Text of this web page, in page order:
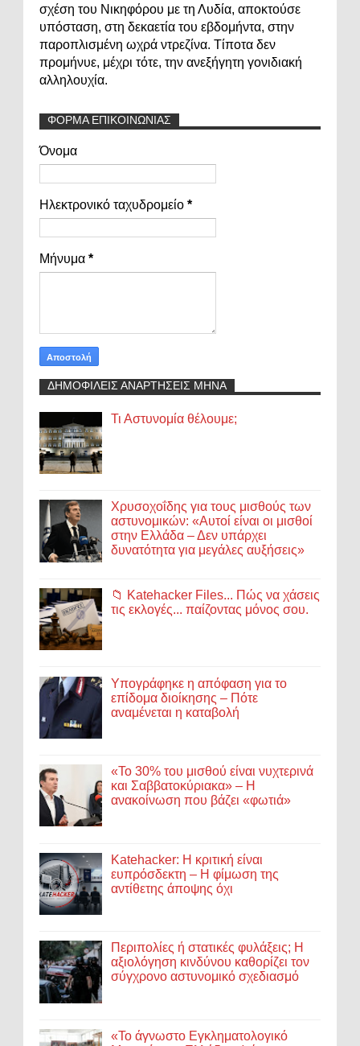
σχέση του Νικηφόρου με τη Λυδία, αποκτούσε
υπόσταση, στη δεκαετία του εβδομήντα, στην
παροπλισμένη ωχρά ντρεζίνα. Τίποτα δεν
προμήνυε, μέχρι τότε, την ανεξήγητη γονιδιακή
αλληλουχία.
ΦΟΡΜΑ ΕΠΙΚΟΙΝΩΝΙΑΣ
Όνομα
Ηλεκτρονικό ταχυδρομείο *
Μήνυμα *
ΔΗΜΟΦΙΛΕΙΣ ΑΝΑΡΤΗΣΕΙΣ ΜΗΝΑ
Τι Αστυνομία θέλουμε;
Χρυσοχοΐδης για τους μισθούς των
αστυνομικών: «Αυτοί είναι οι μισθοί
στην Ελλάδα – Δεν υπάρχει
δυνατότητα για μεγάλες αυξήσεις»
📁 Katehacker Files... Πώς να χάσεις
τις εκλογές... παίζοντας μόνος σου.
Υπογράφηκε η απόφαση για το
επίδομα διοίκησης – Πότε
αναμένεται η καταβολή
«Το 30% του μισθού είναι νυχτερινά
και Σαββατοκύριακα» – Η
ανακοίνωση που βάζει «φωτιά»
Katehacker: Η κριτική είναι
ευπρόσδεκτη – Η φίμωση της
αντίθετης άποψης όχι
Περιπολίες ή στατικές φυλάξεις; Η
αξιολόγηση κινδύνου καθορίζει τον
σύγχρονο αστυνομικό σχεδιασμό
«Το άγνωστο Εγκληματολογικό